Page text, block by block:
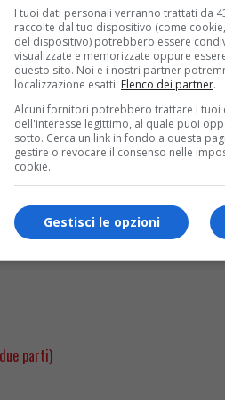
sequel della serie
castdella serie. Un cast
di alto livello comeUma
Barney nella sitcomHow I
MarvelJessica Jones) edEric
, andata in onda dal 2006 al
e Harrison Morgan). Anche il
fuggiti alla giustizia.
parti)
I tuoi dati personali verranno trattati da
raccolte dal tuo dispositivo (come
del dispositivo) potrebbero essere
visualizzate e memorizzate oppure
questo sito. Noi e i nostri partner
localizzazione esatti. Elenco dei partner.
Alcuni fornitori potrebbero trattare i tuoi
dell'interesse legittimo, al quale puoi
sotto. Cerca un link in fondo a questa
gestire o revocare il consenso nelle
cookie.
Gestisci le opzioni